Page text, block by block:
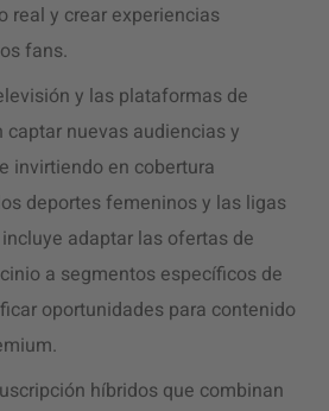
real y crear experiencias
fans.
y las plataformas de
nuevas audiencias y
invirtiendo en cobertura
deportes femeninos y las ligas
adaptar las ofertas de
a segmentos específicos de
oportunidades para contenido
híbridos que combinan